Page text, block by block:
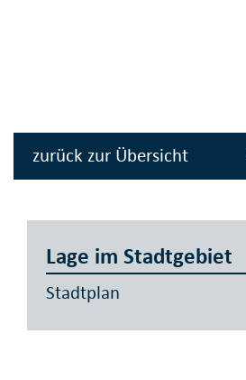
zurück zur Übersicht
Lage im Stadtgebiet
Stadtplan